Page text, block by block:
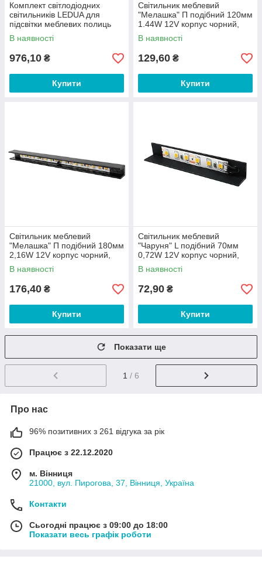
Комплект світлодіодних
світильників LEDUA для
підсвітки меблевих полиць
4шт 220В 2,88Вт IP20 Синій
(37101733)
В наявності
976,10 ₴
Купити
Світильник меблевий
"Мелашка" П подібний 120мм
1.44W 12V корпус чорний,
зелене світло LEDUA
В наявності
129,60 ₴
Купити
Світильник меблевий
"Мелашка" П подібний 180мм
2,16W 12V корпус чорний,
рожеве світло LEDUA
В наявності
176,40 ₴
Купити
Світильник меблевий
"Чаруня" L подібний 70мм
0,72W 12V корпус чорний,
зелене світло LEDUA
В наявності
72,90 ₴
Купити
Показати ще
1 / 6
Про нас
96% позитивних з 261 відгука за рік
Працює з 22.12.2020
м. Вінниця
21000, вул. Пирогова, 37, Вінниця, Україна
Контакти
Сьогодні працює з 09:00 до 18:00
Показати весь графік роботи